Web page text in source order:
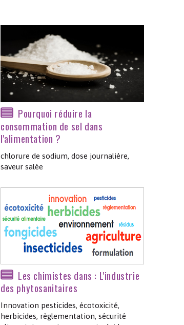
Pourquoi réduire la
consommation de sel dans
l'alimentation ?
chlorure de sodium, dose journalière,
saveur salée
Les chimistes dans : L'industrie
des phytosanitaires
Innovation pesticides, écotoxicité,
herbicides, règlementation, sécurité